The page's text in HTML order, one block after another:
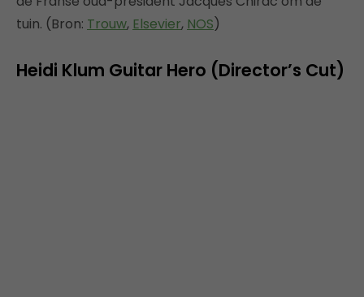
tuin. (Bron: Trouw, Elsevier, NOS)
Heidi Klum Guitar Hero (Director’s Cut)